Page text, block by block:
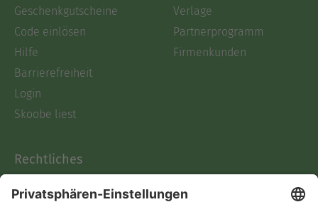
Geschenkgutscheine
Code einlösen
Hilfe
Barrierefreiheit
Login
Skoobe liest
Verlage
Partnerprogramm
Firmenkunden
Rechtliches
AGB